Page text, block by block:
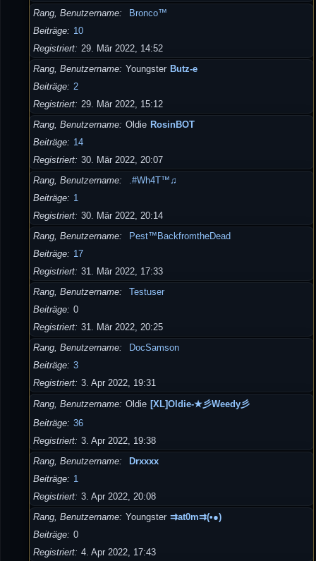
Rang, Benutzername
Bronco™
Beiträge
10
Registriert 29. Mär 2022, 14:52
Rang, Benutzername Youngster Butz-e
Beiträge 2
Registriert 29. Mär 2022, 15:12
Rang, Benutzername Oldie RosinBOT
Beiträge
14
Registriert 30. Mär 2022, 20:07
Rang, Benutzername
.#Wh4T™♫
Beiträge
1
Registriert 30. Mär 2022, 20:14
Rang, Benutzername
Pest™BackfromtheDead
Beiträge
17
Registriert 31. Mär 2022, 17:33
Rang, Benutzername
Testuser
Beiträge 0
Registriert 31. Mär 2022, 20:25
Rang, Benutzername
DocSamson
Beiträge 3
Registriert 3. Apr 2022, 19:31
Rang, Benutzername Oldie [XL]Oldie-★彡Weedy彡
Beiträge 36
Registriert 3. Apr 2022, 19:38
Rang, Benutzername
Drxxxx
Beiträge
1
Registriert 3. Apr 2022, 20:08
Rang, Benutzername Youngster ⇉at0m⇉(•●)
Beiträge 0
Registriert 4. Apr 2022, 17:43